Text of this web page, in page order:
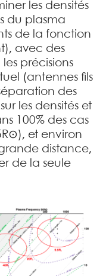
les densités
du plasma
de la fonction
avec des
précisions
(antennes fils
des
les densités et
100% des cas
et environ
distance,
de la seule